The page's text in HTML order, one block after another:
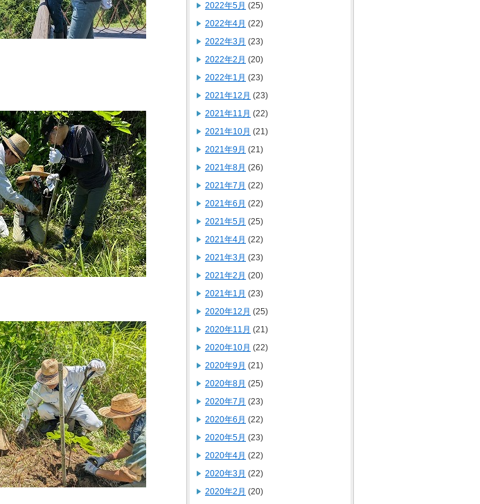
2022年5月 (25)
2022年4月 (22)
2022年3月 (23)
2022年2月 (20)
2022年1月 (23)
2021年12月 (23)
2021年11月 (22)
2021年10月 (21)
2021年9月 (21)
2021年8月 (26)
2021年7月 (22)
2021年6月 (22)
2021年5月 (25)
2021年4月 (22)
2021年3月 (23)
2021年2月 (20)
2021年1月 (23)
2020年12月 (25)
2020年11月 (21)
2020年10月 (22)
2020年9月 (21)
2020年8月 (25)
2020年7月 (23)
2020年6月 (22)
2020年5月 (23)
2020年4月 (22)
2020年3月 (22)
2020年2月 (20)